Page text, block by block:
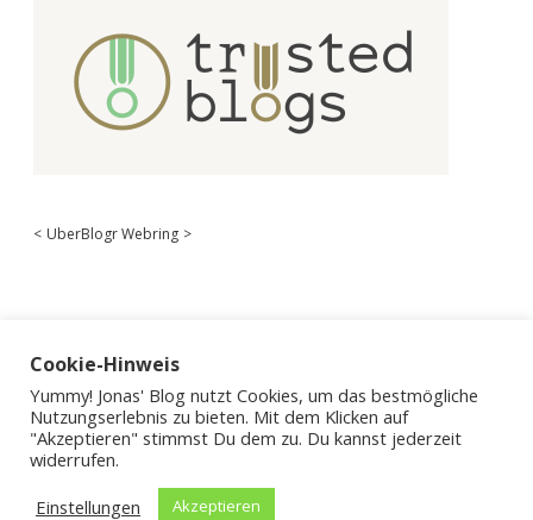
< UberBlogr Webring >
Cookie-Hinweis
Yummy! Jonas' Blog nutzt Cookies, um das bestmögliche
Nutzungserlebnis zu bieten. Mit dem Klicken auf
"Akzeptieren" stimmst Du dem zu. Du kannst jederzeit
widerrufen.
Einstellungen
Akzeptieren